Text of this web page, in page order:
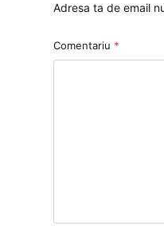
Adresa ta de email
Comentariu *